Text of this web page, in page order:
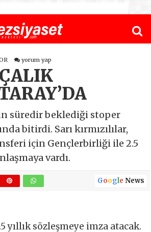
yorum yap
süredir beklediği stoper
bitirdi. Sarı kırmızılılar,
için Gençlerbirliği ile 2.5
vardı.
Google News
yıllık sözleşmeye imza atacak.